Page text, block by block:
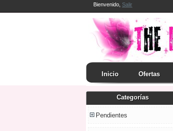
Bienvenido, Salir
Inicio Ofertas
Categorías
Pendientes